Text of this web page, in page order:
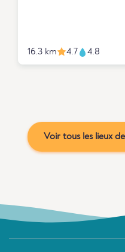
16.3 km 4.7 4.8
Voir tous les lieux